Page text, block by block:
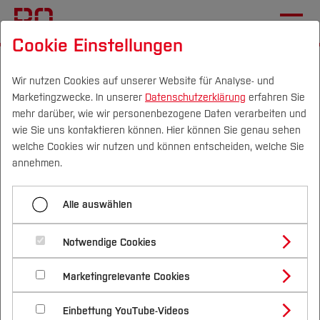
Campus Personen DE|EN Quicklinks
Studium
Studienangebote
Bachelorstudiengänge
Masterstudiengänge
Vor dem Studium
Bewerben & Einschreiben
Bewerbungsportal
Im Studium
Studienbüros und Prüfungen
Nach dem Studium
Forschung & Transfer
Profil
Forschungs- und Transferprofil
Schwerpunkte (FuT)
Beratung & Förderung
Nachhaltigkeit
Nachhaltigkeit studieren
International
Runder Tisch
Ideen einbringen
Vielen Dank für Ihre
Unterstützung!
Vielen Dank für Ihre Unterstützung!
Wir haben Ihre Idee erhalten und werden diese am
Runden Tisch besprechen.
Wir halten Sie über die angegebene E-Mail-
Cookie Einstellungen
Wir nutzen Cookies auf unserer Website für Analyse- und
Marketingzwecke. In unserer Datenschutzerklärung erfahren Sie
mehr darüber, wie wir personenbezogene Daten verarbeiten und
wie Sie uns kontaktieren können. Hier können Sie genau sehen
welche Cookies wir nutzen und können entscheiden, welche Sie
annehmen.
Alle auswählen
Notwendige Cookies
Marketingrelevante Cookies
Einbettung YouTube-Videos